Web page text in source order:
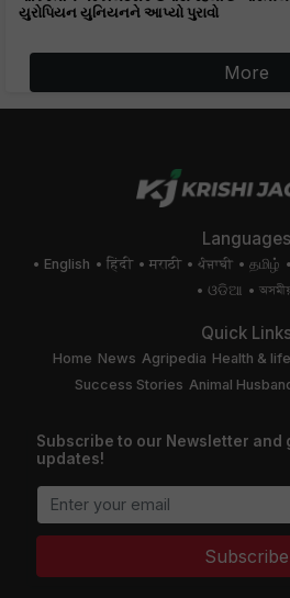
યુરોપિયન યુનિયનને આપ્યો પુરાવો
More
Languages
English हिंदी मराठी ਪੰਜਾਬੀ தமிழ்
ଓଡିଆ
Quick
Home News Agripedia Health &
Success Stories Animal
Subscribe to our Newsletter and
updates!
Subscribe